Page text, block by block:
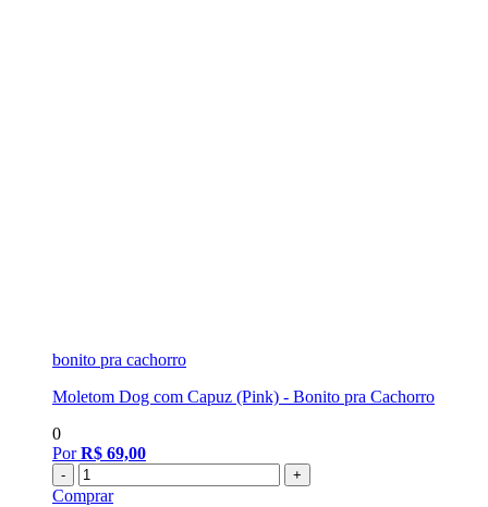
bonito pra cachorro
Moletom Dog com Capuz (Pink) - Bonito pra Cachorro
0
PorR$ 69,00
- +
Comprar